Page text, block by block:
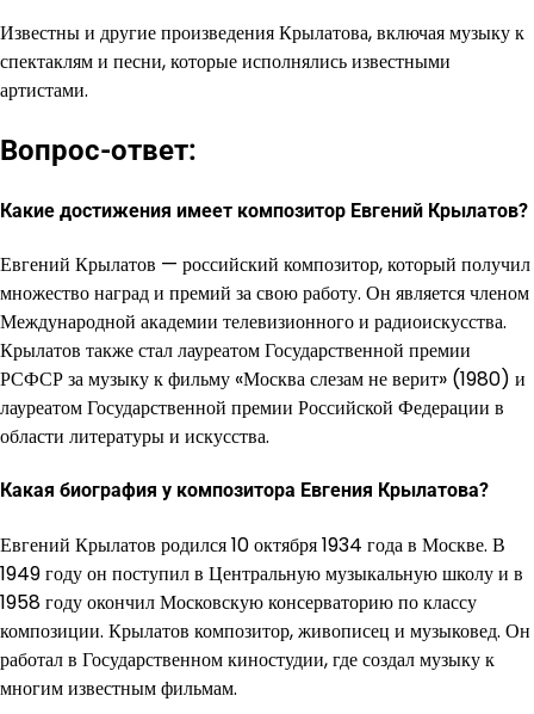
Известны и другие произведения Крылатова, включая музыку к
спектаклям и песни, которые исполнялись известными
артистами.
Вопрос-ответ:
Какие достижения имеет композитор Евгений Крылатов?
Евгений Крылатов — российский композитор, который получил
множество наград и премий за свою работу. Он является членом
Международной академии телевизионного и радиоискусства.
Крылатов также стал лауреатом Государственной премии
РСФСР за музыку к фильму «Москва слезам не верит» (1980) и
лауреатом Государственной премии Российской Федерации в
области литературы и искусства.
Какая биография у композитора Евгения Крылатова?
Евгений Крылатов родился 10 октября 1934 года в Москве. В
1949 году он поступил в Центральную музыкальную школу и в
1958 году окончил Московскую консерваторию по классу
композиции. Крылатов композитор, живописец и музыковед. Он
работал в Государственном киностудии, где создал музыку к
многим известным фильмам.